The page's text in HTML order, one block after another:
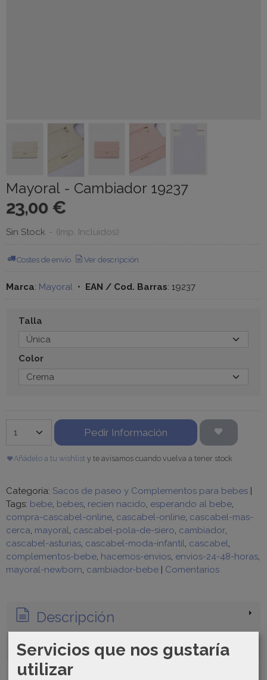
Mayoral - Cambiador 19237
23,00 €
Sin Stock - (Imp. Incluidos)
Costes de envío Ver descripción
Marca: Mayoral • EAN / Cod. Barras: 19237
Talla
Color
Pedir Información
Añádelo a tu wishlist y te avisamos cuando vuelva a tener stock
Categoría: Sacos de paseo y Complementos para bebes
Tags: bebe bebes recien nacido esperando al bebe
compra-cascabel-online cascabel-online cascabel-mas-
cerca mayoral cascabel-pola-de-siero cambiador
cascabel-asturias cascabel-moda-infantil cascabel
complementos-bebe hacemos-envios envios-24-48-horas
mayoral-newborn cambiador-bebe Comentarios
Descripción
Costes de Envío
Servicios que nos gustaría
utilizar